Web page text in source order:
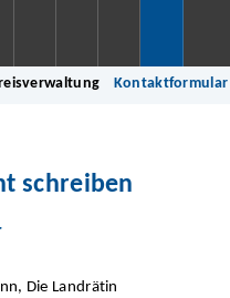
Kontaktformular
schreiben
Die Landrätin